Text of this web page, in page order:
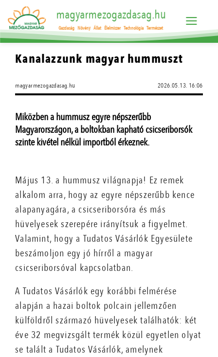
magyarmezogazdasag.hu
Gazdaság Növény Állat Élelmiszer Technológia Természet
Kanalazzunk magyar hummuszt
magyarmezogazdasag.hu 2026.05.13. 16:06
Miközben a hummusz egyre népszerűbb
Magyarországon, a boltokban kapható csicseriborsók
szinte kivétel nélkül importból érkeznek.
Május 13. a hummusz világnapja! Ez remek
alkalom arra, hogy az egyre népszerűbb kence
alapanyagára, a csicseriborsóra és más
hüvelyesek szerepére irányítsuk a figyelmet.
Valamint, hogy a Tudatos Vásárlók Egyesülete
beszámoljon egy jó hírről a magyar
csicseriborsóval kapcsolatban.
A Tudatos Vásárlók egy korábbi felmérése
alapján a hazai boltok polcain jellemzően
külföldről származó hüvelyesek találhatók: két
éve 32 megvizsgált termék közül egyetlen olyat
se talált a Tudatos Vásárlók, amelynek